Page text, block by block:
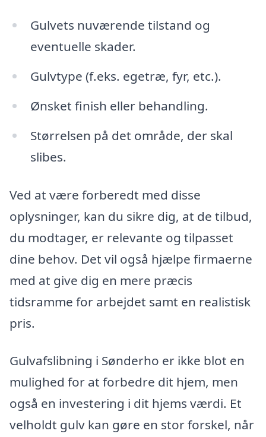
Gulvets nuværende tilstand og
eventuelle skader.
Gulvtype (f.eks. egetræ, fyr, etc.).
Ønsket finish eller behandling.
Størrelsen på det område, der skal
slibes.
Ved at være forberedt med disse
oplysninger, kan du sikre dig, at de tilbud,
du modtager, er relevante og tilpasset
dine behov. Det vil også hjælpe firmaerne
med at give dig en mere præcis
tidsramme for arbejdet samt en realistisk
pris.
Gulvafslibning i Sønderho er ikke blot en
mulighed for at forbedre dit hjem, men
også en investering i dit hjems værdi. Et
velholdt gulv kan gøre en stor forskel, når